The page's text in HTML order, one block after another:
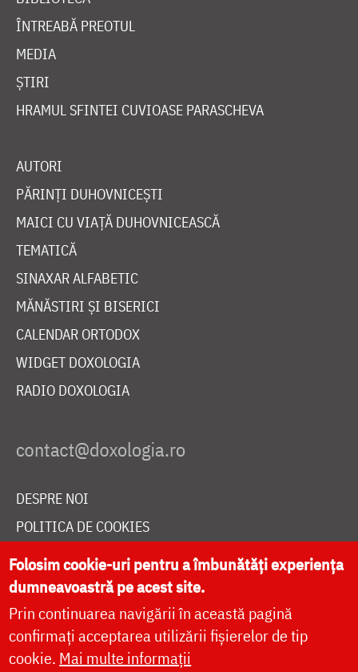
ÎNTREABĂ PREOTUL
MEDIA
ȘTIRI
HRAMUL SFINTEI CUVIOASE PARASCHEVA
AUTORI
PĂRINȚI DUHOVNICEȘTI
MAICI CU VIAȚĂ DUHOVNICEASCĂ
TEMATICĂ
SINAXAR ALFABETIC
MĂNĂSTIRI ȘI BISERICI
CALENDAR ORTODOX
WIDGET DOXOLOGIA
RADIO DOXOLOGIA
DESPRE NOI
POLITICA DE COOKIES
DONEAZĂ ONLINE PENTRU CATEDRALA NAȚIONALĂ
LIVE
Folosim cookie-uri pentru a îmbunătăți experiența
dumneavoastră pe acest site.
Prin continuarea navigării în această pagină
confirmați acceptarea utilizării fișierelor de tip
cookie. Mai multe informații